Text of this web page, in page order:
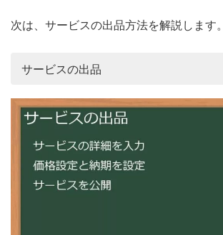
次は、サービスの出品方法を解説します。
サービスの出品